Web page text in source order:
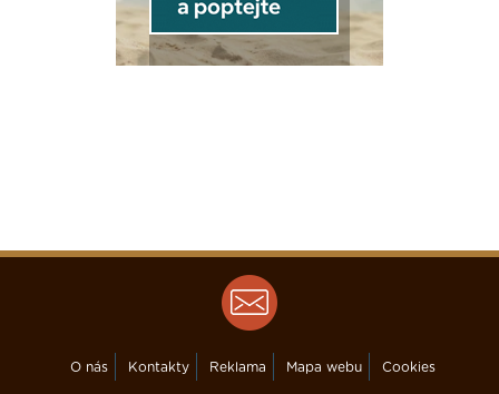
O nás Kontakty Reklama Mapa webu Cookies